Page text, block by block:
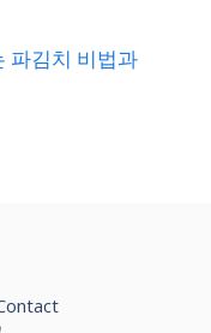
파김치 비법과